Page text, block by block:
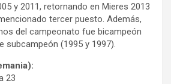
y 2011, retornando en Mieres 2013
tercer puesto. Además,
del campeonato fue bicampeón
subcampeón (1995 y 1997).
23